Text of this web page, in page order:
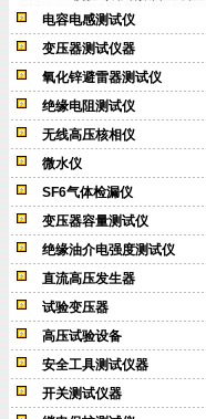
电容电感测试仪
变压器测试仪器
氧化锌避雷器测试仪
绝缘电阻测试仪
无线高压核相仪
微水仪
SF6气体检漏仪
变压器容量测试仪
绝缘油介电强度测试仪
直流高压发生器
试验变压器
高压试验设备
安全工具测试仪器
开关测试仪器